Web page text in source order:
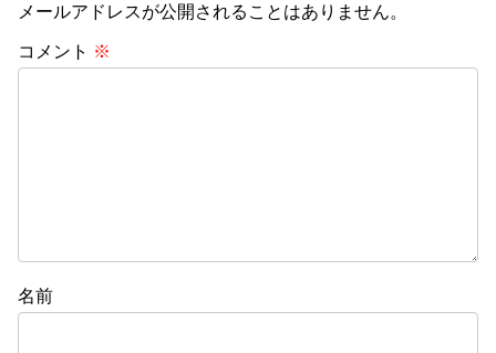
メールアドレスが公開されることはありません。
コメント ※
名前